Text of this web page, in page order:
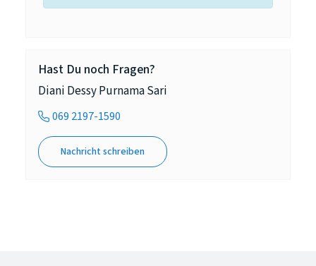
Hast Du noch Fragen?
Diani Dessy Purnama Sari
069 2197-1590
Nachricht schreiben